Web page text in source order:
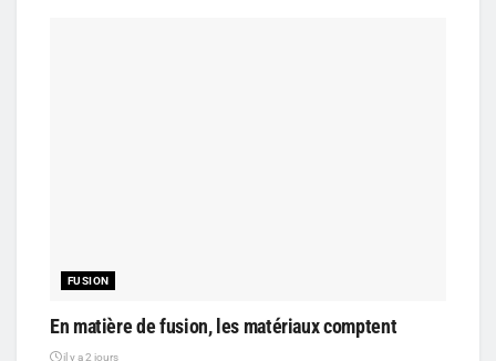
FUSION
En matière de fusion, les matériaux comptent
il y a 2 jours